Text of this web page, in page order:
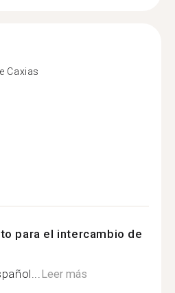
Caxias
para el intercambio de
Leer más